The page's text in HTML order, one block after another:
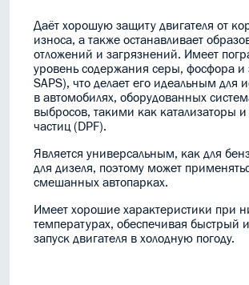
Даёт хорошую защиту двигателя от
износа, а также останавливает
отложений и загрязнений. Имеет
уровень содержания серы, фосфора и
SAPS), что делает его идеальным для
в автомобилях, оборудованных
выбросов, такими как катализаторы
частиц (DPF).
Является универсальным, как для
для дизеля, поэтому может
смешанных автопарках.
Имеет хорошие характеристики при
температурах, обеспечивая быстрый
запуск двигателя в холодную погоду.